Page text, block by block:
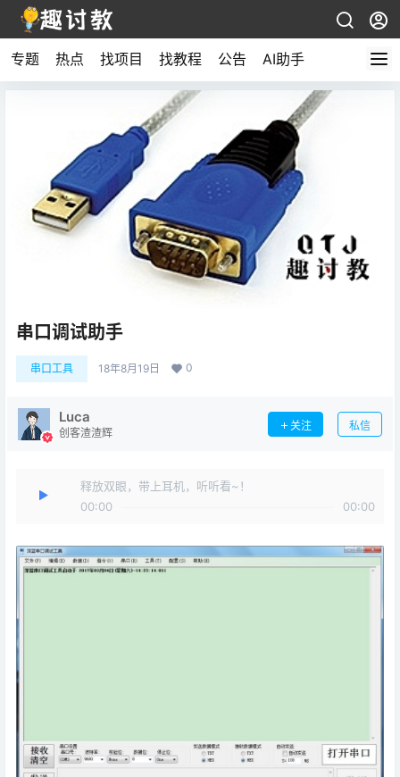
专题 热点 找项目 找教程 公告 AI助手
串口调试助手
串口工具 18年8月19日 0
Luca
创客渣渣辉
关注 私信
释放双眼，带上耳机，听听看~！
00:00
00:00